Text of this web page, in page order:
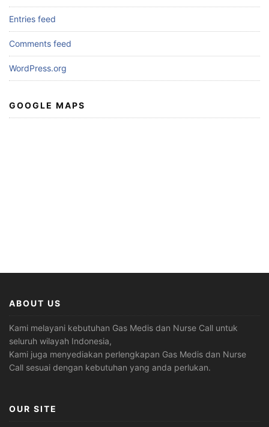
Entries feed
Comments feed
WordPress.org
GOOGLE MAPS
ABOUT US
Kami melayani kebutuhan Gas Medis dan Nurse Call untuk
seluruh wilayah Indonesia,
Kami juga menyediakan perlengkapan Gas Medis dan Nurse
Call sesuai dengan kebutuhan yang anda perlukan.
OUR SITE